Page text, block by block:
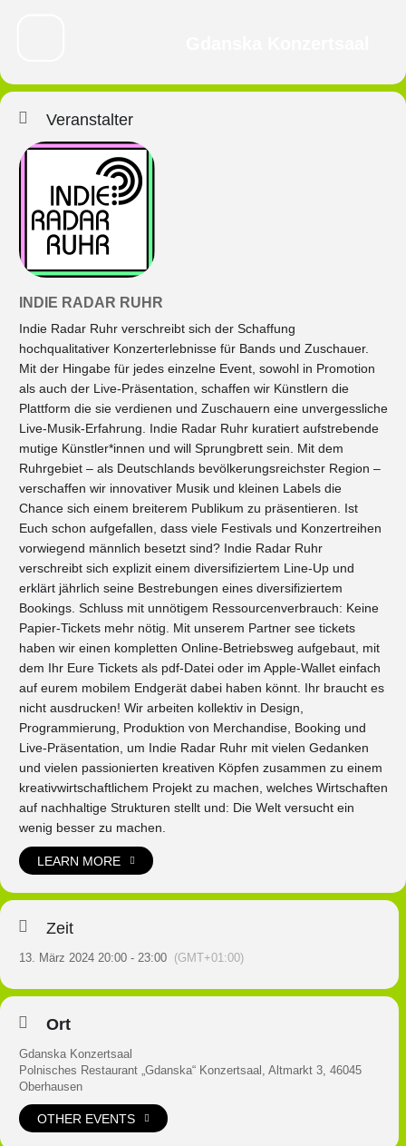
Veranstalter
INDIE RADAR RUHR
Indie Radar Ruhr verschreibt sich der Schaffung
hochqualitativer Konzerterlebnisse für Bands und Zuschauer.
Mit der Hingabe für jedes einzelne Event, sowohl in Promotion
als auch der Live-Präsentation, schaffen wir Künstlern die
Plattform die sie verdienen und Zuschauern eine unvergessliche
Live-Musik-Erfahrung. Indie Radar Ruhr kuratiert aufstrebende
mutige Künstler*innen und will Sprungbrett sein. Mit dem
Ruhrgebiet – als Deutschlands bevölkerungsreichster Region –
verschaffen wir innovativer Musik und kleinen Labels die
Chance sich einem breiterem Publikum zu präsentieren. Ist
Euch schon aufgefallen, dass viele Festivals und Konzertreihen
vorwiegend männlich besetzt sind? Indie Radar Ruhr
verschreibt sich explizit einem diversifiziertem Line-Up und
erklärt jährlich seine Bestrebungen eines diversifiziertem
Bookings. Schluss mit unnötigem Ressourcenverbrauch: Keine
Papier-Tickets mehr nötig. Mit unserem Partner see tickets
haben wir einen kompletten Online-Betriebsweg aufgebaut, mit
dem Ihr Eure Tickets als pdf-Datei oder im Apple-Wallet einfach
auf eurem mobilem Endgerät dabei haben könnt. Ihr braucht es
nicht ausdrucken! Wir arbeiten kollektiv in Design,
Programmierung, Produktion von Merchandise, Booking und
Live-Präsentation, um Indie Radar Ruhr mit vielen Gedanken
und vielen passionierten kreativen Köpfen zusammen zu einem
kreativwirtschaftlichem Projekt zu machen, welches Wirtschaften
auf nachhaltige Strukturen stellt und: Die Welt versucht ein
wenig besser zu machen.
LEARN MORE
Zeit
13. März 2024 20:00 - 23:00 (GMT+01:00)
Ort
Gdanska Konzertsaal
Polnisches Restaurant „Gdanska“ Konzertsaal, Altmarkt 3, 46045
Oberhausen
OTHER EVENTS